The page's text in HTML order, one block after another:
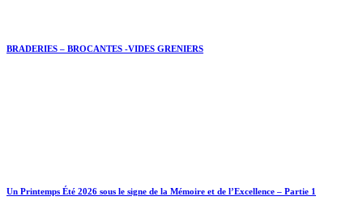
BRADERIES – BROCANTES -VIDES GRENIERS
Un Printemps Été 2026 sous le signe de la Mémoire et de l’Excellence – Partie 1